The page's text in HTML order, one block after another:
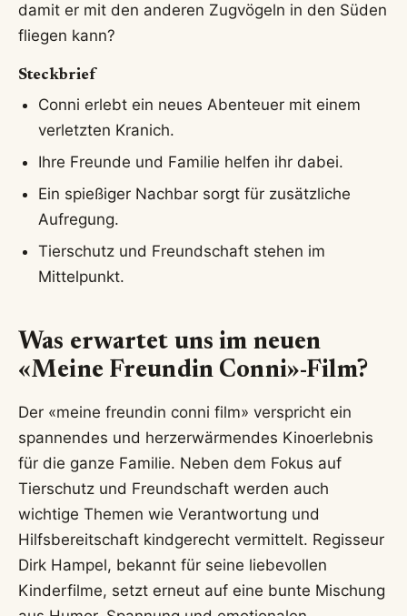
damit er mit den anderen Zugvögeln in den Süden
fliegen kann?
Steckbrief
Conni erlebt ein neues Abenteuer mit einem
verletzten Kranich.
Ihre Freunde und Familie helfen ihr dabei.
Ein spießiger Nachbar sorgt für zusätzliche
Aufregung.
Tierschutz und Freundschaft stehen im
Mittelpunkt.
Was erwartet uns im neuen
«Meine Freundin Conni»-Film?
Der «meine freundin conni film» verspricht ein
spannendes und herzerwärmendes Kinoerlebnis
für die ganze Familie. Neben dem Fokus auf
Tierschutz und Freundschaft werden auch
wichtige Themen wie Verantwortung und
Hilfsbereitschaft kindgerecht vermittelt. Regisseur
Dirk Hampel, bekannt für seine liebevollen
Kinderfilme, setzt erneut auf eine bunte Mischung